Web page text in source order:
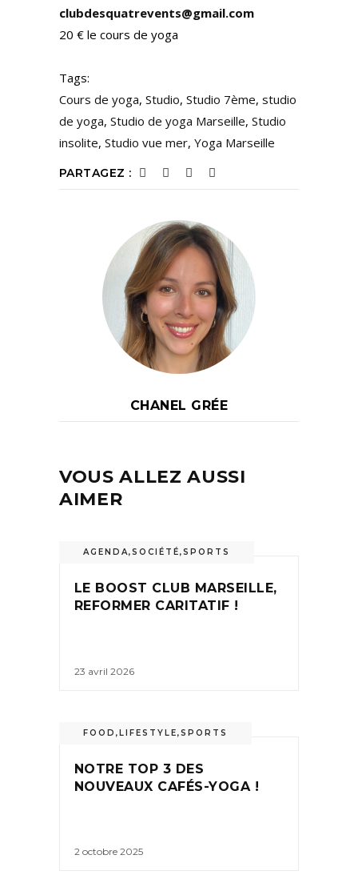
clubdesquatrevents@gmail.com
20 € le cours de yoga
Tags:
Cours de yoga, Studio, Studio 7ème, studio
de yoga, Studio de yoga Marseille, Studio
insolite, Studio vue mer, Yoga Marseille
PARTAGEZ :
CHANEL GRÉE
VOUS ALLEZ AUSSI
AIMER
AGENDA,SOCIÉTÉ,SPORTS
LE BOOST CLUB MARSEILLE,
REFORMER CARITATIF !
23 avril 2026
FOOD ,LIFESTYLE,SPORTS
NOTRE TOP 3 DES
NOUVEAUX CAFÉS-YOGA !
2 octobre 2025